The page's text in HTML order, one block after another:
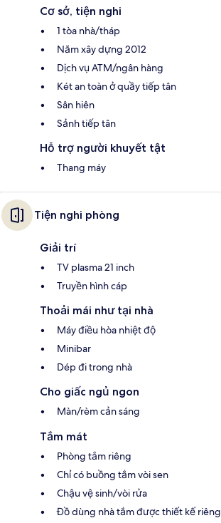
Cơ sở, tiện nghi
1 tòa nhà/tháp
Năm xây dựng 2012
Dịch vụ ATM/ngân hàng
Két an toàn ở quầy tiếp tân
Sân hiên
Sảnh tiếp tân
Hỗ trợ người khuyết tật
Thang máy
Tiện nghi phòng
Giải trí
TV plasma 21 inch
Truyền hình cáp
Thoải mái như tại nhà
Máy điều hòa nhiệt độ
Minibar
Dép đi trong nhà
Cho giấc ngủ ngon
Màn/rèm cản sáng
Tắm mát
Phòng tắm riêng
Chỉ có buồng tắm vòi sen
Chậu vệ sinh/vòi rửa
Đồ dùng nhà tắm được thiết kế riêng